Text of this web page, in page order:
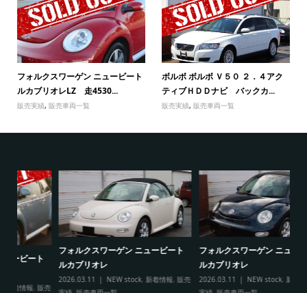
フォルクスワーゲン ニュービート
ルカブリオレLZ 走4530...
販売実績, 販売車両一覧
ボルボ ボルボ Ｖ５０ ２．４アク
ティブＨＤＤナビ バックカ...
販売実績,販売車両一覧
フォルクスワーゲン ニュービート
ルカブリオレ
NEW stock , 新着情報,販売
フォルクスワーゲン ニュービート
ルカブリオレ
2026.03.11 NEW stock , 新着情報,販売